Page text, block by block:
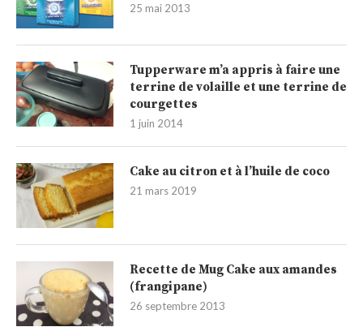
25 mai 2013
Tupperware m’a appris à faire une
terrine de volaille et une terrine de
courgettes
1 juin 2014
Cake au citron et à l’huile de coco
21 mars 2019
Recette de Mug Cake aux amandes
(frangipane)
26 septembre 2013